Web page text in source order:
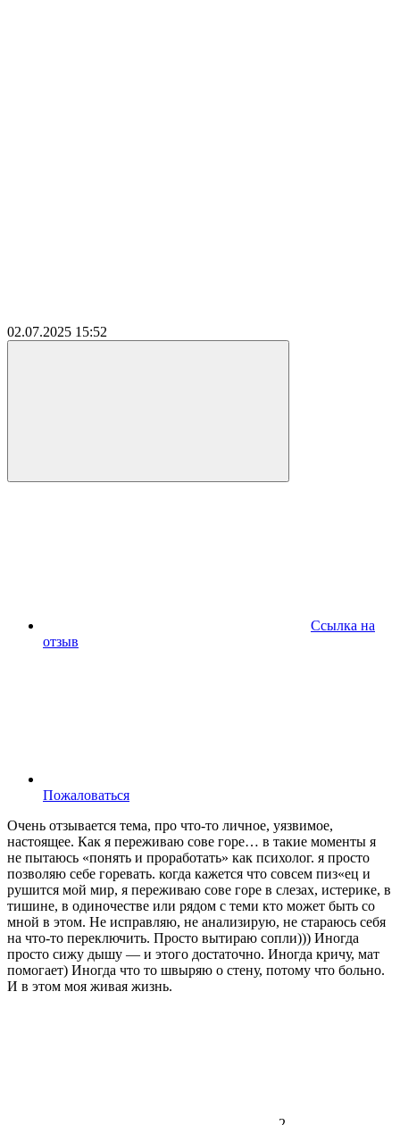
02.07.2025 15:52
Ссылка на
отзыв
Пожаловаться
Очень отзывается тема, про что-то личное, уязвимое,
настоящее. Как я переживаю сове горе… в такие моменты я
не пытаюсь «понять и проработать» как психолог. я просто
позволяю себе горевать. когда кажется что совсем пиз«ец и
рушится мой мир, я переживаю сове горе в слезах, истерике, в
тишине, в одиночестве или рядом с теми кто может быть со
мной в этом. Не исправляю, не анализирую, не стараюсь себя
на что-то переключить. Просто вытираю сопли))) Иногда
просто сижу дышу — и этого достаточно. Иногда кричу, мат
помогает) Иногда что то швыряю о стену, потому что больно.
И в этом моя живая жизнь.